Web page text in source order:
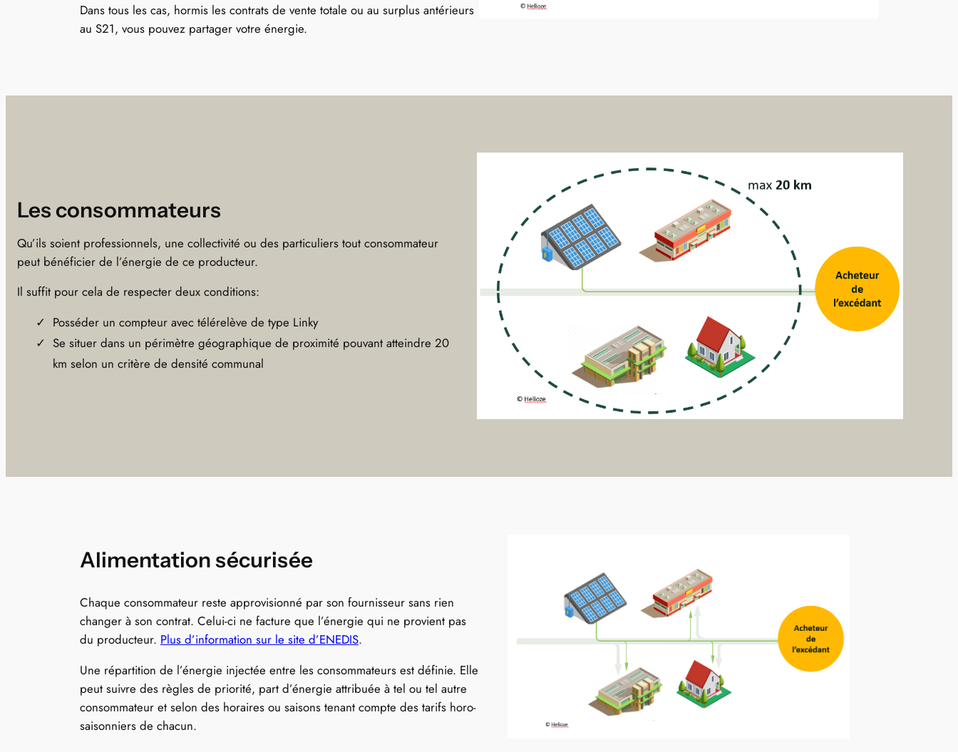
Dans tous les cas, hormis les contrats de vente totale ou au surplus antérieurs
au S21, vous pouvez partager votre énergie.
Les consommateurs
Qu’ils soient professionnels, une collectivité ou des particuliers tout consommateur
peut bénéficier de l’énergie de ce producteur.
Il suffit pour cela de respecter deux conditions:
Posséder un compteur avec télérelève de type Linky
Se situer dans un périmètre géographique de proximité pouvant atteindre 20
km selon un critère de densité communal
Alimentation sécurisée
Chaque consommateur reste approvisionné par son fournisseur sans rien
changer à son contrat. Celui-ci ne facture que l’énergie qui ne provient pas
du producteur. Plus d’information sur le site d’ENEDIS.
Une répartition de l’énergie injectée entre les consommateurs est définie. Elle
peut suivre des règles de priorité, part d’énergie attribuée à tel ou tel autre
consommateur et selon des horaires ou saisons tenant compte des tarifs horo-
saisonniers de chacun.